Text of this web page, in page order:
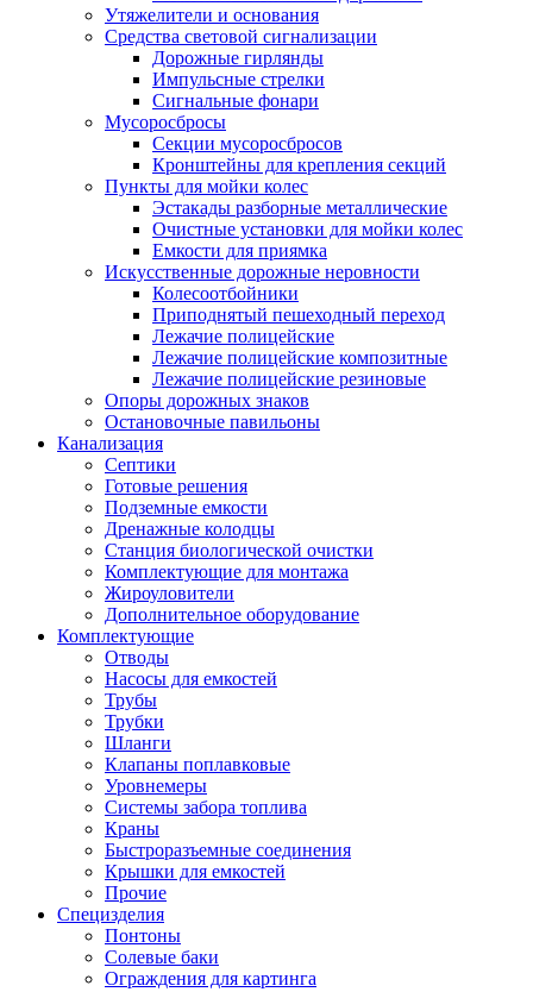
Утяжелители и основания
Средства световой сигнализации
Дорожные гирлянды
Импульсные стрелки
Сигнальные фонари
Мусоросбросы
Секции мусоросбросов
Кронштейны для крепления секций
Пункты для мойки колес
Эстакады разборные металлические
Очистные установки для мойки колес
Емкости для приямка
Искусственные дорожные неровности
Колесоотбойники
Приподнятый пешеходный переход
Лежачие полицейские
Лежачие полицейские композитные
Лежачие полицейские резиновые
Опоры дорожных знаков
Остановочные павильоны
Канализация
Септики
Готовые решения
Подземные емкости
Дренажные колодцы
Станция биологической очистки
Комплектующие для монтажа
Жироуловители
Дополнительное оборудование
Комплектующие
Отводы
Насосы для емкостей
Трубы
Трубки
Шланги
Клапаны поплавковые
Уровнемеры
Системы забора топлива
Краны
Быстроразъемные соединения
Крышки для емкостей
Прочие
Специзделия
Понтоны
Солевые баки
Ограждения для картинга